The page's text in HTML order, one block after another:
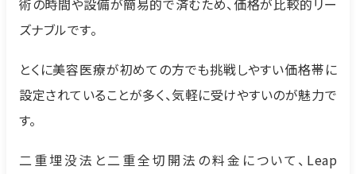
ズナブルです。
とくに美容医療が初めての方でも挑戦しやすい価格帯に
設定されていることが多く、気軽に受けやすいのが魅力で
す。
二重埋没法と二重全切開法の料金について、Leap